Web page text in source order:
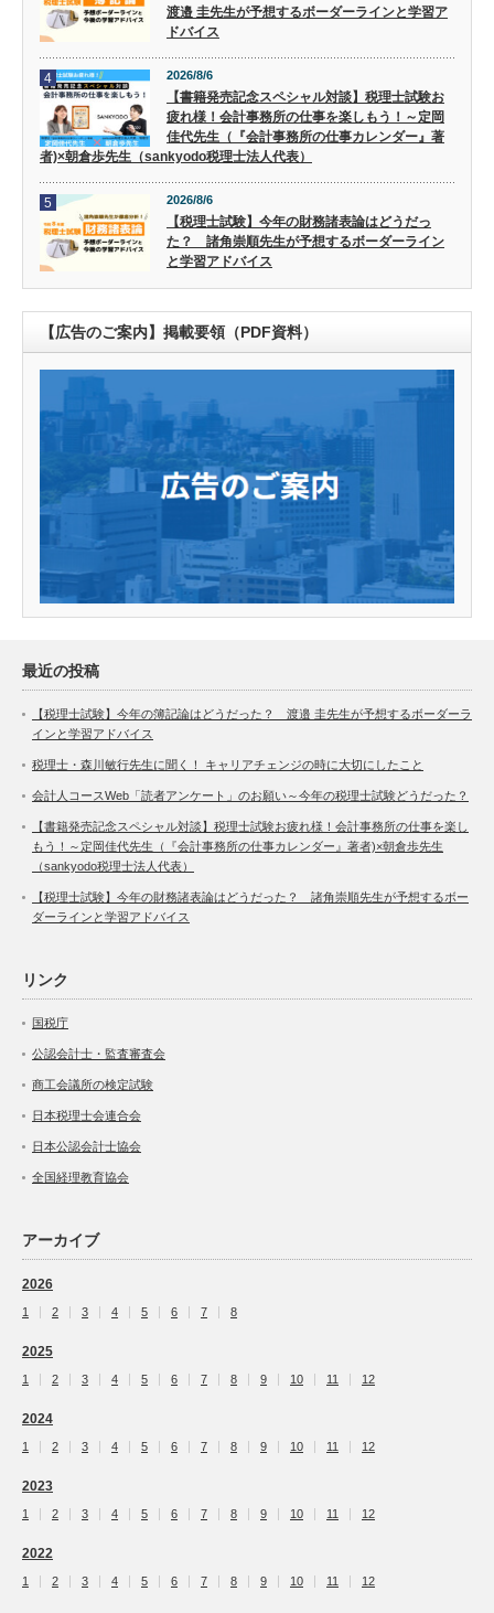
渡邉 圭先生が予想するボーダーラインと学習ア
ドバイス
4 2026/8/6
【書籍発売記念スペシャル対談】税理士試験お
疲れ様！会計事務所の仕事を楽しもう！～定岡
佳代先生（『会計事務所の仕事カレンダー』著
者)×朝倉歩先生（sankyodo税理士法人代表）
5 2026/8/6
【税理士試験】今年の財務諸表論はどうだっ
た？ 諸角崇順先生が予想するボーダーライン
と学習アドバイス
【広告のご案内】掲載要領（PDF資料）
最近の投稿
【税理士試験】今年の簿記論はどうだった？ 渡邉 圭先生が予想するボーダーラ
インと学習アドバイス
税理士・森川敏行先生に聞く！ キャリアチェンジの時に大切にしたこと
会計人コースWeb「読者アンケート」のお願い～今年の税理士試験どうだった？
【書籍発売記念スペシャル対談】税理士試験お疲れ様！会計事務所の仕事を楽し
もう！～定岡佳代先生（『会計事務所の仕事カレンダー』著者)×朝倉歩先生
（sankyodo税理士法人代表）
【税理士試験】今年の財務諸表論はどうだった？ 諸角崇順先生が予想するボー
ダーラインと学習アドバイス
リンク
国税庁
公認会計士・監査審査会
商工会議所の検定試験
日本税理士会連合会
日本公認会計士協会
全国経理教育協会
アーカイブ
2026
1 2 3 4 5 6 7 8
2025
1 2 3 4 5 6 7 8 9 10 11 12
2024
1 2 3 4 5 6 7 8 9 10 11 12
2023
1 2 3 4 5 6 7 8 9 10 11 12
2022
1 2 3 4 5 6 7 8 9 10 11 12